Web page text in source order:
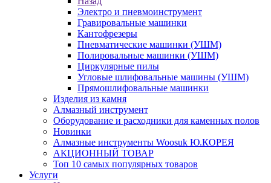
Электро и пневмоинструмент
Гравировальные машинки
Кантофрезеры
Пневматические машинки (УШМ)
Полировальные машинки (УШМ)
Циркулярные пилы
Угловые шлифовальные машины (УШМ)
Прямошлифовальные машинки
Изделия из камня
Алмазный инструмент
Оборудование и расходники для каменных полов
Новинки
Алмазные инструменты Woosuk Ю.КОРЕЯ
АКЦИОННЫЙ ТОВАР
Топ 10 самых популярных товаров
Услуги